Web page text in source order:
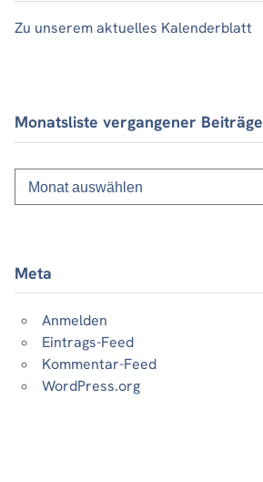
Zu unserem aktuelles Kalenderblatt
Monatsliste vergangener Beiträge
Monatsliste
vergangener
Beiträge
Meta
Anmelden
Eintrags-Feed
Kommentar-Feed
WordPress.org